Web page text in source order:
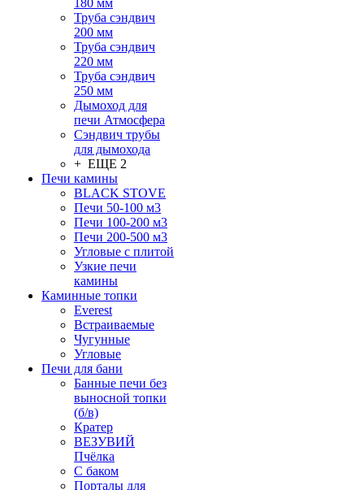
180 мм
Труба сэндвич
200 мм
Труба сэндвич
220 мм
Труба сэндвич
250 мм
Дымоход для
печи Атмосфера
Сэндвич трубы
для дымохода
+ ЕЩЕ 2
Печи камины
BLACK STOVE
Печи 50-100 м3
Печи 100-200 м3
Печи 200-500 м3
Угловые с плитой
Узкие печи
камины
Каминные топки
Everest
Встраиваемые
Чугунные
Угловые
Печи для бани
Банные печи без
выносной топки
(б/в)
Кратер
ВЕЗУВИЙ
Пчёлка
С баком
Порталы для